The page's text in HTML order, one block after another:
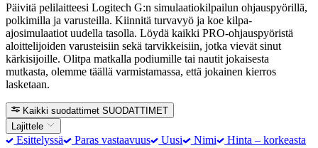
Päivitä pelilaitteesi Logitech G:n simulaatiokilpailun ohjauspyörillä,
polkimilla ja varusteilla. Kiinnitä turvavyö ja koe kilpa-
ajosimulaatiot uudella tasolla. Löydä kaikki PRO-ohjauspyöristä
aloittelijoiden varusteisiin sekä tarvikkeisiin, jotka vievät sinut
kärkisijoille. Olitpa matkalla podiumille tai nautit jokaisesta
mutkasta, olemme täällä varmistamassa, että jokainen kierros
lasketaan.
Kaikki suodattimet SUODATTIMET
Lajittele
Esittelyssä Paras vastaavuus Uusi Nimi
Hinta – korkeasta